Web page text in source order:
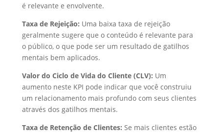
é relevante e envolvente.
Taxa de Rejeição: Uma baixa taxa de rejeição
geralmente sugere que o conteúdo é relevante para
o público, o que pode ser um resultado de gatilhos
mentais bem aplicados.
Valor do Ciclo de Vida do Cliente (CLV): Um
aumento neste KPI pode indicar que você construiu
um relacionamento mais profundo com seus clientes
através dos gatilhos mentais.
Taxa de Retenção de Clientes: Se mais clientes estão